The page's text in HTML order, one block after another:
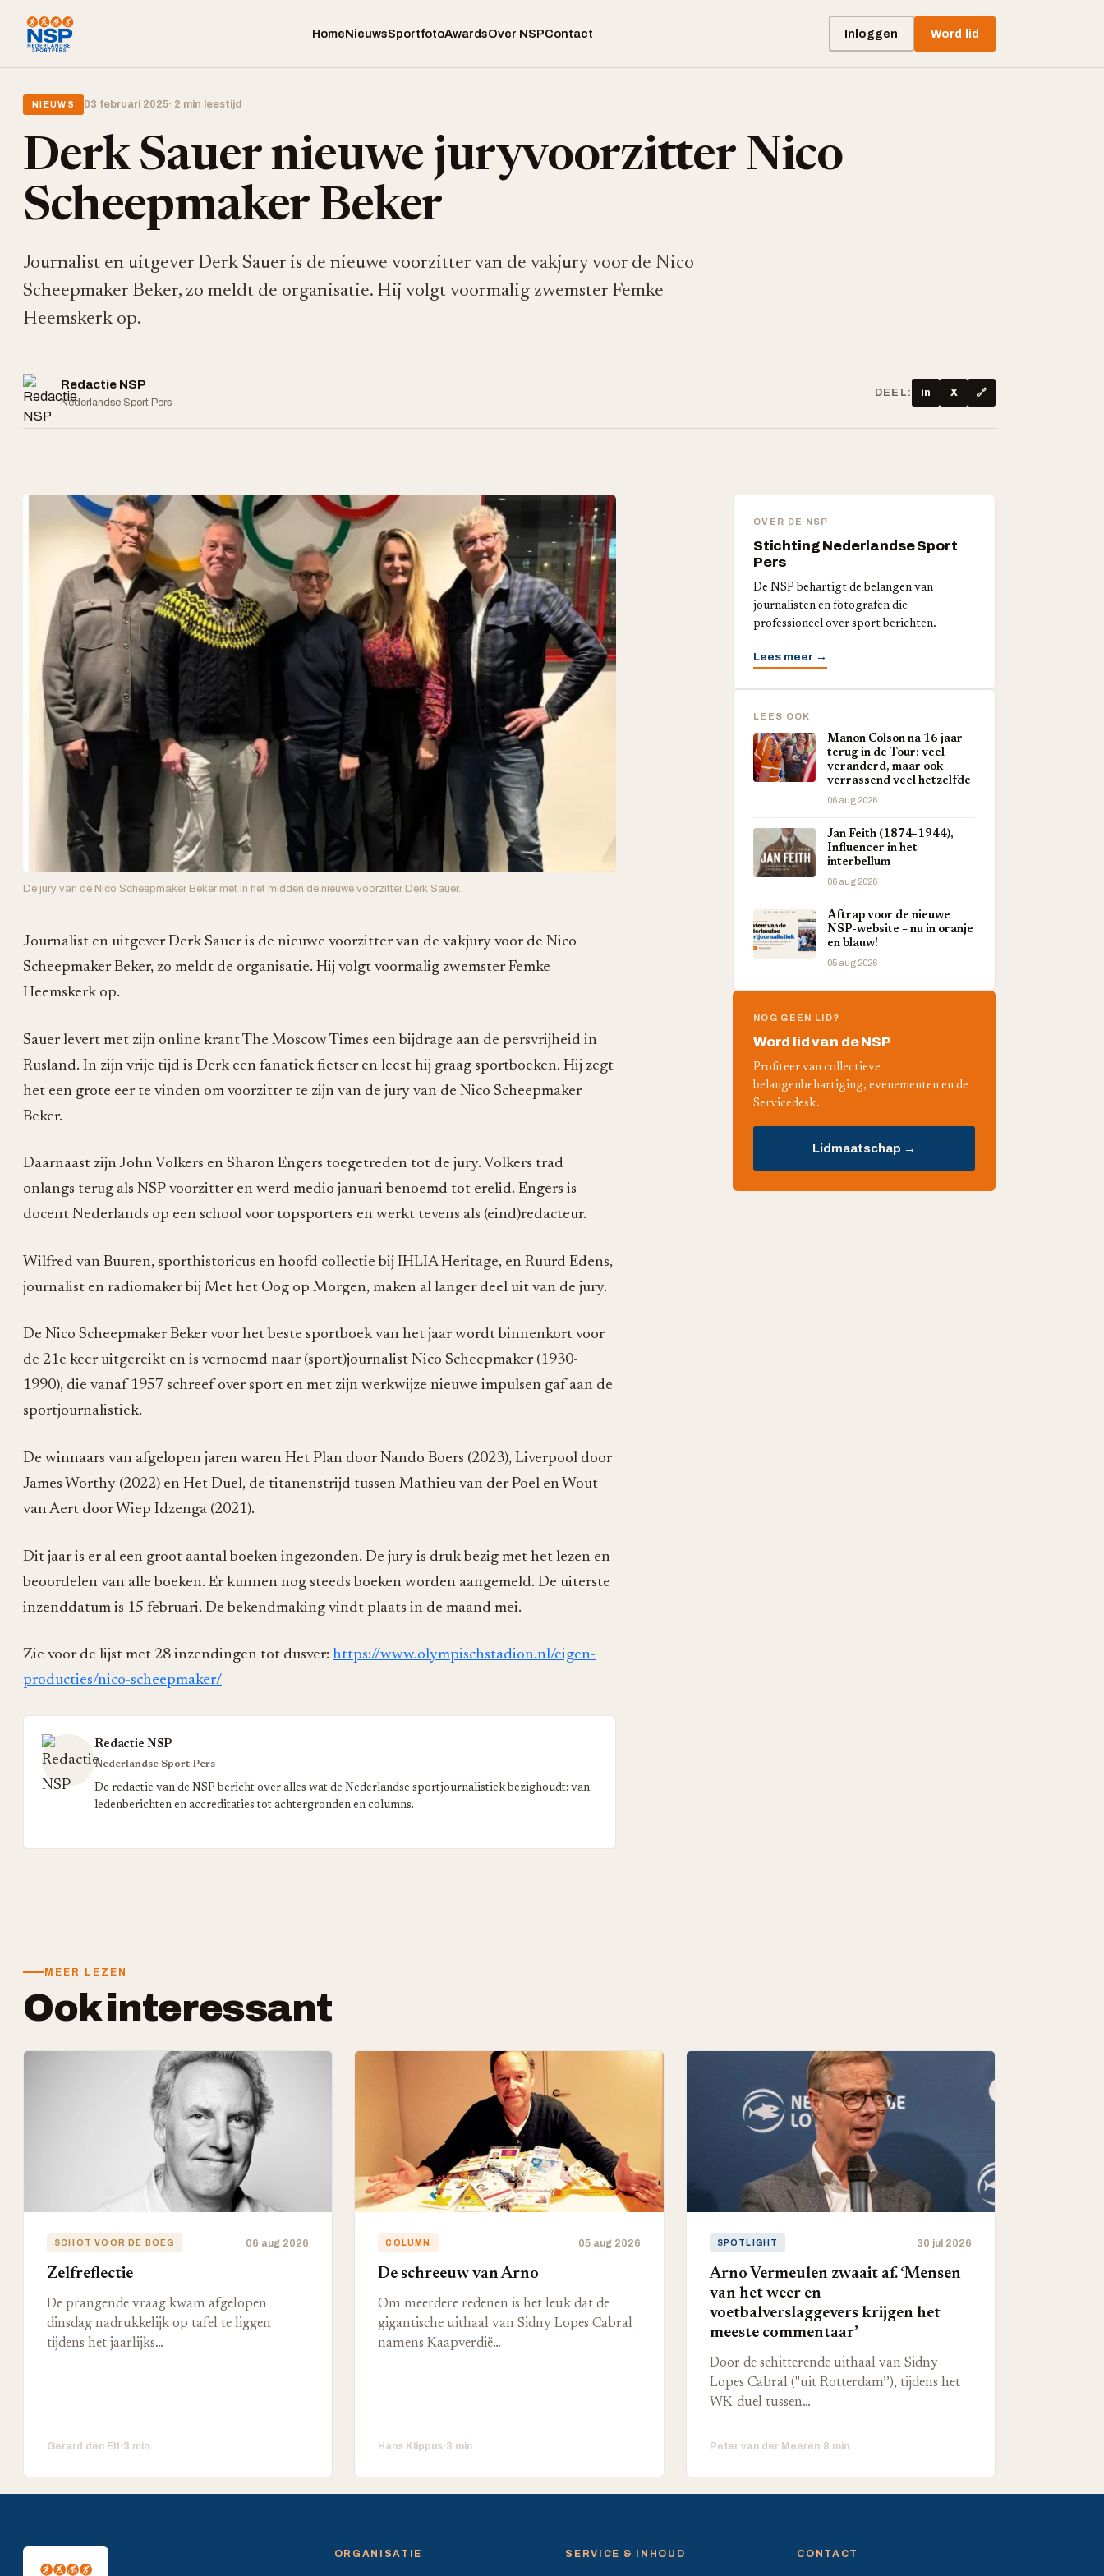
HomeNieuwsSportfotoAwardsOver NSPContact Inloggen Word lid
NIEUWS 03 februari 2025· 2 min leestijd
Derk Sauer nieuwe juryvoorzitter Nico
Scheepmaker Beker
Journalist en uitgever Derk Sauer is de nieuwe voorzitter van de vakjury voor de Nico
Scheepmaker Beker, zo meldt de organisatie. Hij volgt voormalig zwemster Femke
Heemskerk op.
Redactie NSP
Nederlandse Sport Pers
DEEL: in X 🔗
De jury van de Nico Scheepmaker Beker met in het midden de nieuwe voorzitter Derk Sauer.
Journalist en uitgever Derk Sauer is de nieuwe voorzitter van de vakjury voor de Nico
Scheepmaker Beker, zo meldt de organisatie. Hij volgt voormalig zwemster Femke
Heemskerk op.
Sauer levert met zijn online krant The Moscow Times een bijdrage aan de persvrijheid in
Rusland. In zijn vrije tijd is Derk een fanatiek fietser en leest hij graag sportboeken. Hij zegt
het een grote eer te vinden om voorzitter te zijn van de jury van de Nico Scheepmaker
Beker.
Daarnaast zijn John Volkers en Sharon Engers toegetreden tot de jury. Volkers trad
onlangs terug als NSP-voorzitter en werd medio januari benoemd tot erelid. Engers is
docent Nederlands op een school voor topsporters en werkt tevens als (eind)redacteur.
Wilfred van Buuren, sporthistoricus en hoofd collectie bij IHLIA Heritage, en Ruurd Edens,
journalist en radiomaker bij Met het Oog op Morgen, maken al langer deel uit van de jury.
De Nico Scheepmaker Beker voor het beste sportboek van het jaar wordt binnenkort voor
de 21e keer uitgereikt en is vernoemd naar (sport)journalist Nico Scheepmaker (1930-
1990), die vanaf 1957 schreef over sport en met zijn werkwijze nieuwe impulsen gaf aan de
sportjournalistiek.
De winnaars van afgelopen jaren waren Het Plan door Nando Boers (2023), Liverpool door
James Worthy (2022) en Het Duel, de titanenstrijd tussen Mathieu van der Poel en Wout
van Aert door Wiep Idzenga (2021).
Dit jaar is er al een groot aantal boeken ingezonden. De jury is druk bezig met het lezen en
beoordelen van alle boeken. Er kunnen nog steeds boeken worden aangemeld. De uiterste
inzenddatum is 15 februari. De bekendmaking vindt plaats in de maand mei.
Zie voor de lijst met 28 inzendingen tot dusver: https://www.olympischstadion.nl/eigen-
producties/nico-scheepmaker/
Redactie NSP
Nederlandse Sport Pers
De redactie van de NSP bericht over alles wat de Nederlandse sportjournalistiek bezighoudt: van
ledenberichten en accreditaties tot achtergronden en columns.
OVER DE NSP
Stichting Nederlandse Sport
Pers
De NSP behartigt de belangen van
journalisten en fotografen die
professioneel over sport berichten.
Lees meer →
LEES OOK
Manon Colson na 16 jaar
terug in de Tour: veel
veranderd, maar ook
verrassend veel hetzelfde
06 aug 2026
Jan Feith (1874-1944),
Influencer in het
interbellum
06 aug 2026
Aftrap voor de nieuwe
NSP-website – nu in oranje
en blauw!
05 aug 2026
NOG GEEN LID?
Word lid van de NSP
Profiteer van collectieve
belangenbehartiging, evenementen en de
Servicedesk.
Lidmaatschap →
MEER LEZEN
Ook interessant
SCHOT VOOR DE BOEG 06 aug 2026
Zelfreflectie
De prangende vraag kwam afgelopen
dinsdag nadrukkelijk op tafel te liggen
tijdens het jaarlijks…
Gerard den Elt·3 min
COLUMN 05 aug 2026
De schreeuw van Arno
Om meerdere redenen is het leuk dat de
gigantische uithaal van Sidny Lopes Cabral
namens Kaapverdië…
Hans Klippus·3 min
SPOTLIGHT 30 jul 2026
Arno Vermeulen zwaait af. ‘Mensen
van het weer en
voetbalverslaggevers krijgen het
meeste commentaar’
Door de schitterende uithaal van Sidny
Lopes Cabral ("uit Rotterdam’’), tijdens het
WK-duel tussen…
Peter van der Meeren·8 min
ORGANISATIE SERVICE & INHOUD CONTACT